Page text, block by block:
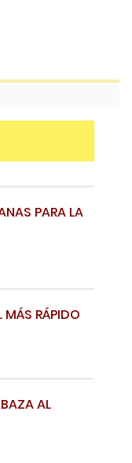
PARA LA
MÁS RÁPIDO
AL